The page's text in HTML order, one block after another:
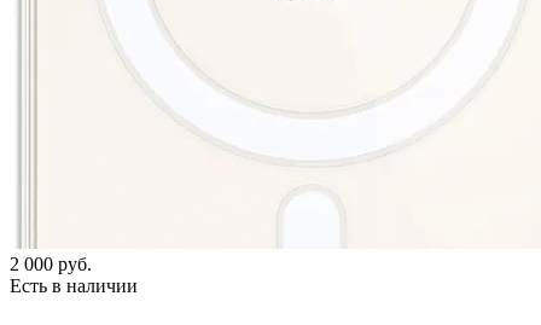
2 000 руб.
Есть в наличии